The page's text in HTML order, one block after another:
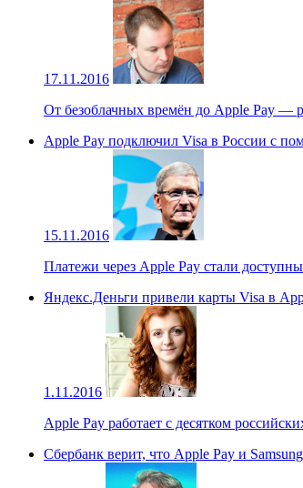
17.11.2016
От безоблачных времён до Apple Pay —
Apple Pay подключил Visa в России с
15.11.2016
Платежи через Apple Pay стали
Яндекс.Деньги привели карты Visa в
1.11.2016
Apple Pay работает с десятком
Сбербанк верит, что Apple Pay и